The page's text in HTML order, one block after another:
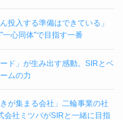
投入する準備はできている」
心同体”で目指す一番
ド」が生み出す感動。SIRとベ
ムの力
が集まる会社」二輪事業の社
会社ミツバがSIRと一緒に目指